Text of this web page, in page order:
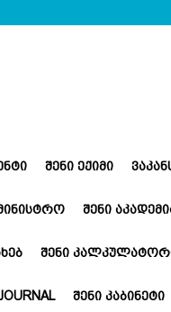
ᲨᲔᲜᲘ ᲔᲥᲘᲛᲘ
ᲨᲔᲜᲘ
ᲨᲔᲜᲘ
ᲨᲔᲜᲘ ᲙᲐᲑᲘᲜᲔᲢᲘ